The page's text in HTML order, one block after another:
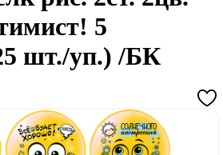
5
шт./уп.) /БК